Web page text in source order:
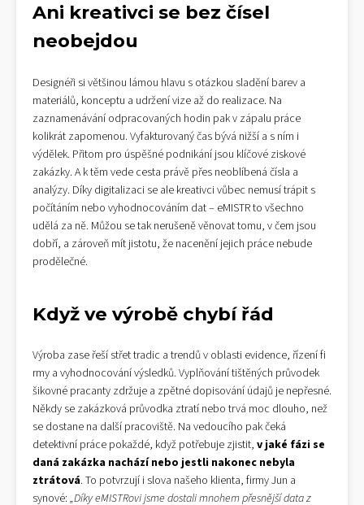
Ani kreativci se bez čísel
neobejdou
Designéři si většinou lámou hlavu s otázkou sladění barev a
materiálů, konceptu a udržení vize až do realizace. Na
zaznamenávání odpracovaných hodin pak v zápalu práce
kolikrát zapomenou. Vyfakturovaný čas bývá nižší a s ním i
výdělek. Přitom pro úspěšné podnikání jsou klíčové ziskové
zakázky. A k těm vede cesta právě přes neoblíbená čísla a
analýzy. Díky digitalizaci se ale kreativci vůbec nemusí trápit s
počítáním nebo vyhodnocováním dat – eMISTR to všechno
udělá za ně. Můžou se tak nerušeně věnovat tomu, v čem jsou
dobří, a zároveň mít jistotu, že nacenění jejich práce nebude
prodělečné.
Když ve výrobě chybí řád
Výroba zase řeší střet tradic a trendů v oblasti evidence, řízení fi
rmy a vyhodnocování výsledků. Vyplňování tištěných průvodek
šikovné pracanty zdržuje a zpětné dopisování údajů je nepřesné.
Někdy se zakázková průvodka ztratí nebo trvá moc dlouho, než
se dostane na další pracoviště. Na vedoucího pak čeká
detektivní práce pokaždé, když potřebuje zjistit, v jaké fázi se
daná zakázka nachází nebo jestli nakonec nebyla
ztrátová. To potvrzují i slova našeho klienta, firmy Jun a
synové: „Díky eMISTRovi jsme dostali mnohem přesnější data z